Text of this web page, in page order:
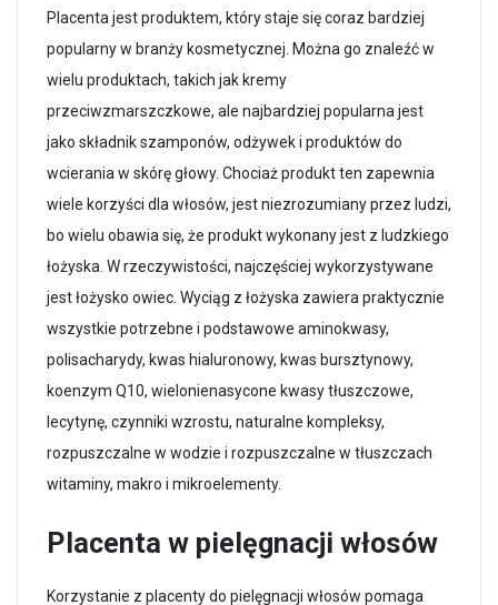
Placenta jest produktem, który staje się coraz bardziej
popularny w branży kosmetycznej. Można go znaleźć w
wielu produktach, takich jak kremy
przeciwzmarszczkowe, ale najbardziej popularna jest
jako składnik szamponów, odżywek i produktów do
wcierania w skórę głowy. Chociaż produkt ten zapewnia
wiele korzyści dla włosów, jest niezrozumiany przez ludzi,
bo wielu obawia się, że produkt wykonany jest z ludzkiego
łożyska. W rzeczywistości, najczęściej wykorzystywane
jest łożysko owiec. Wyciąg z łożyska zawiera praktycznie
wszystkie potrzebne i podstawowe aminokwasy,
polisacharydy, kwas hialuronowy, kwas bursztynowy,
koenzym Q10, wielonienasycone kwasy tłuszczowe,
lecytynę, czynniki wzrostu, naturalne kompleksy,
rozpuszczalne w wodzie i rozpuszczalne w tłuszczach
witaminy, makro i mikroelementy.
Placenta w pielęgnacji włosów
Korzystanie z placenty do pielęgnacji włosów pomaga